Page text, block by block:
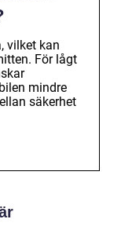
vilket kan
För lågt
mindre
säkerhet